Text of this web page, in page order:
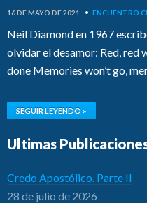
16 DE MAYO DE 2021 • ENCUENTRO
Neil Diamond en 1967
olvidar el desamor: Red, red
done Memories won’t go,
SEGUIR LEYENDO »
Ultimas
Credo Apostólico. Parte II
28 de julio de 2026